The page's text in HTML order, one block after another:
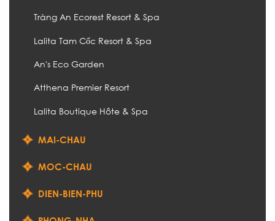
Tràng An Ecorest Resort & Spa
Lalita Tam Cốc Resort & Spa
An's Eco Garden
Atthena Premier Resort
Lalita Boutique Hôte & Spa
MAI-CHAU
MOC-CHAU
DIEN-BIEN-PHU